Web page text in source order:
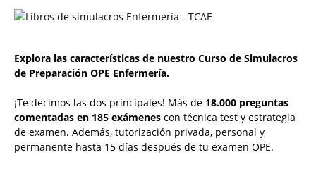
Explora las características de nuestro Curso de Simulacros
de Preparación OPE Enfermería.
¡Te decimos las dos principales! Más de 18.000 preguntas
comentadas en 185 exámenes con técnica test y estrategia
de examen. Además, tutorización privada, personal y
permanente hasta 15 días después de tu examen OPE.